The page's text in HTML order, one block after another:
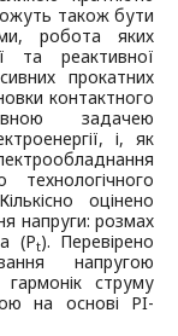
також бути
робота яких
та реактивної
прокатних
контактного
задачею
і, як
оцінено
напруги: розмах
(Pt). Перевірено
напругою
струму
на основі PI-